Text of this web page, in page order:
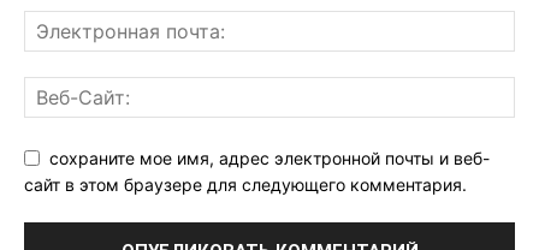
сохраните мое имя, адрес электронной почты и веб-
сайт в этом браузере для следующего комментария.